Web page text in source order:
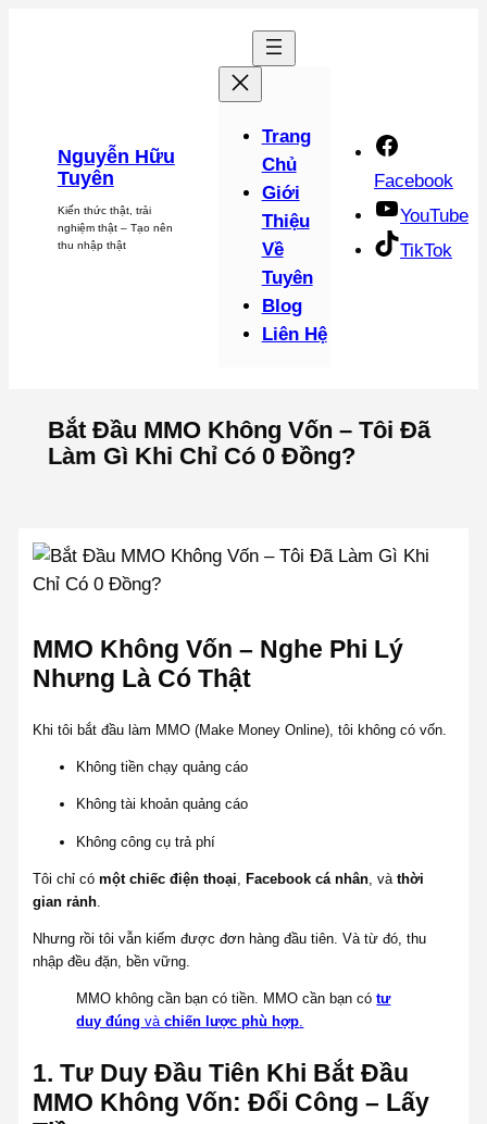
Nguyễn Hữu
Tuyên
Kiến thức thật, trải
nghiệm thật – Tạo nên
thu nhập thật
Trang
Chủ
Giới
Thiệu
Về
Tuyên
Blog
Liên Hệ
Facebook
YouTube
TikTok
Bắt Đầu MMO Không Vốn – Tôi Đã
Làm Gì Khi Chỉ Có 0 Đồng?
MMO Không Vốn – Nghe Phi Lý
Nhưng Là Có Thật
Khi tôi bắt đầu làm MMO (Make Money Online), tôi không có vốn.
Không tiền chạy quảng cáo
Không tài khoản quảng cáo
Không công cụ trả phí
Tôi chỉ cómột chiếc điện thoại Facebook cá nhân , vàthời
gian rảnh
Nhưng rồi tôi vẫn kiếm được đơn hàng đầu tiên. Và từ đó, thu
nhập đều đặn, bền vững.
MMO không cần bạn có tiền. MMO cần bạn cótư
duy đúng vàchiến lược phù hợp.
1. Tư Duy Đầu Tiên Khi Bắt Đầu
MMO Không Vốn: Đổi Công – Lấy